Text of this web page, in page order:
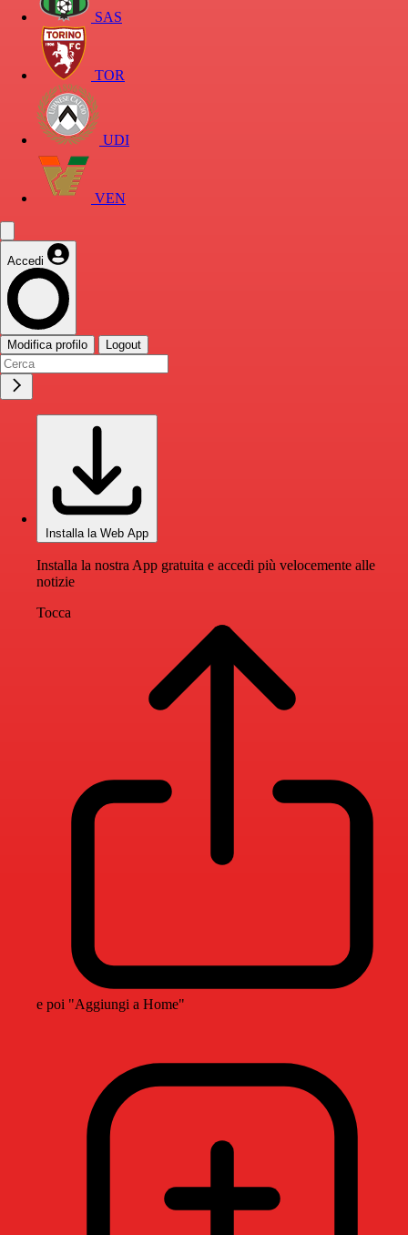
SAS
TOR
UDI
VEN
Accedi
Modifica profilo Logout
Installa la Web App
Installa la nostra App gratuita e accedi più velocemente alle
notizie
Tocca
e poi "Aggiungi a Home"